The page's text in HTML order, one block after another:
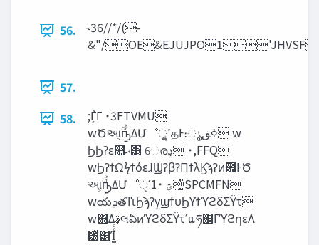
56. ˞36//*/(-
57.
58.
;Γ͔͑Γ ˙3FTVMU
wԾઆ͕ؒҧ͍ͬͯΔՄೳੑ͕ߴ͍தͰ։ൃ‫ߦڧ‬ w
ϦϦʔε௚‫ޙ‬͸ େരࢮ ˙,FFQ
wϦʔϯΩϟϯόεɺϢʔβʔΠϯλϏϡʔͷ࣌఺ͰԾ
આ͕ؒҧ͍ͬͯΔՄೳੑʹ‫͚ͨͮؾ‬ ˙1SPCMFN
wయ‫ܕ‬తͳιϦϡʔγϣϯυϦϒϯϓϩδΣΫτ
w΍Δࣄ͕લఏͷϓϩδΣΫτʹແཧ΍ΓϓϩηεΛ
౰ͯ͸Ί͚ͨͩ